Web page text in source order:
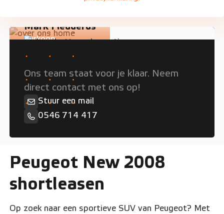
Mark Fledderus
Verkoop
Persoonlijk advies nodig?
Ons team staat voor je klaar. Neem
direct contact met ons op!
Stuur een mail
0546 714 417
Peugeot New 2008
shortleasen
Op zoek naar een sportieve SUV van Peugeot? Met